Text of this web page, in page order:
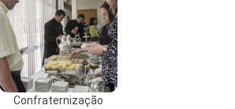
Confraternização